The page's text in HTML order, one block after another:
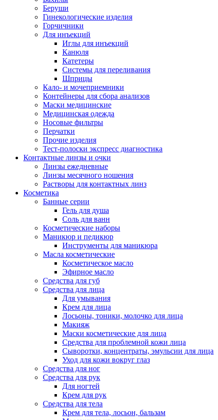
Беруши
Гинекологические изделия
Горчичники
Для инъекций
Иглы для инъекций
Канюля
Катетеры
Системы для переливания
Шприцы
Кало- и мочеприемники
Контейнеры для сбора анализов
Маски медицинские
Медицинская одежда
Носовые фильтры
Перчатки
Прочие изделия
Тест-полоски экспресс диагностика
Контактные линзы и очки
Линзы ежедневные
Линзы месячного ношения
Растворы для контактных линз
Косметика
Банные серии
Гель для душа
Соль для ванн
Косметические наборы
Маникюр и педикюр
Инструменты для маникюра
Масла косметические
Косметическое масло
Эфирное масло
Средства для губ
Средства для лица
Для умывания
Крем для лица
Лосьоны, тоники, молочко для лица
Макияж
Маски косметические для лица
Средства для проблемной кожи лица
Сыворотки, концентраты, эмульсии для лица
Уход для кожи вокруг глаз
Средства для ног
Средства для рук
Для ногтей
Крем для рук
Средства для тела
Крем для тела, лосьон, бальзам